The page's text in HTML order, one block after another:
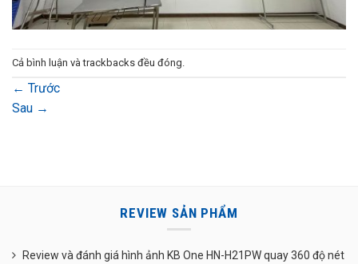
Cả bình luận và trackbacks đều đóng.
← Trước
Sau →
REVIEW SẢN PHẨM
Review và đánh giá hình ảnh KB One HN-H21PW quay 360 độ nét